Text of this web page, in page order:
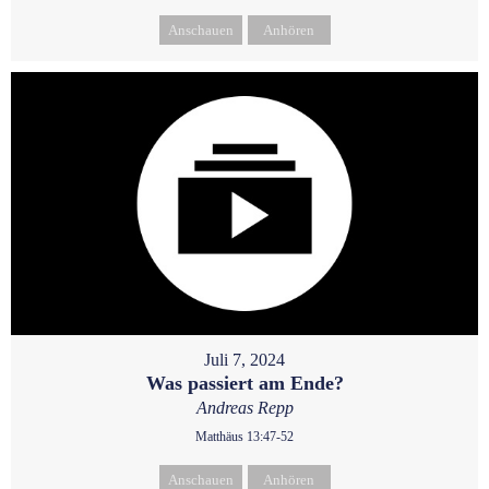
Anschauen Anhören
Juli 7, 2024
Was passiert am Ende?
Andreas Repp
Matthäus 13:47-52
Anschauen Anhören